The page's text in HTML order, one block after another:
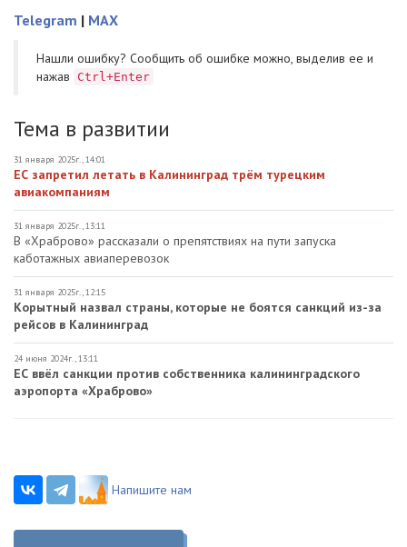
Telegram | MAX
Нашли ошибку? Cообщить об ошибке можно, выделив ее и
нажав
Ctrl+Enter
Тема в развитии
31 января 2025г., 14:01
ЕС запретил летать в Калининград трём турецким
авиакомпаниям
31 января 2025г., 13:11
В «Храброво» рассказали о препятствиях на пути запуска
каботажных авиаперевозок
31 января 2025г., 12:15
Корытный назвал страны, которые не боятся санкций из-за
рейсов в Калининград
24 июня 2024г., 13:11
ЕС ввёл санкции против собственника калининградского
аэропорта «Храброво»
Напишите нам